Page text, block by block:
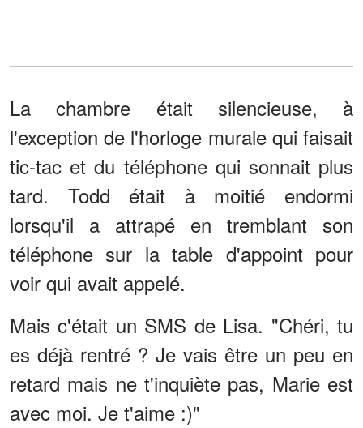
La chambre était silencieuse, à
l'exception de l'horloge murale qui faisait
tic-tac et du téléphone qui sonnait plus
tard. Todd était à moitié endormi
lorsqu'il a attrapé en tremblant son
téléphone sur la table d'appoint pour
voir qui avait appelé.
Mais c'était un SMS de Lisa. "Chéri, tu
es déjà rentré ? Je vais être un peu en
retard mais ne t'inquiète pas, Marie est
avec moi. Je t'aime :)"